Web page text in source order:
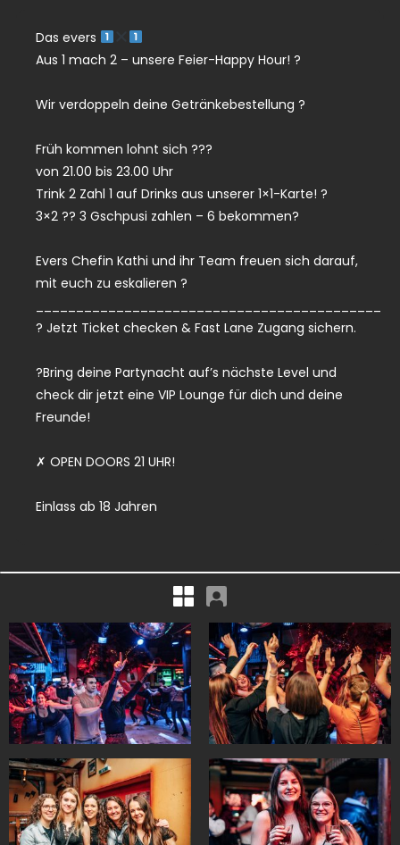
Das evers
Aus 1 mach 2 – unsere Feier-Happy Hour! ?
Wir verdoppeln deine Getränkebestellung ?
Früh kommen lohnt sich ???
von 21.00 bis 23.00 Uhr
Trink 2 Zahl 1 auf Drinks aus unserer 1×1-Karte! ?
3×2 ?? 3 Gschpusi zahlen – 6 bekommen?
Evers Chefin Kathi und ihr Team freuen sich darauf,
mit euch zu eskalieren ?
? Jetzt Ticket checken & Fast Lane Zugang sichern.
?Bring deine Partynacht auf’s nächste Level und
check dir jetzt eine VIP Lounge für dich und deine
Freunde!
✗ OPEN DOORS 21 UHR!
Einlass ab 18 Jahren